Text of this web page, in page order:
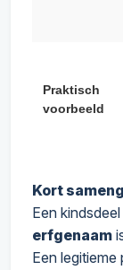
Praktisch
voorbeeld
Kort
Een
erfgenaam
Een